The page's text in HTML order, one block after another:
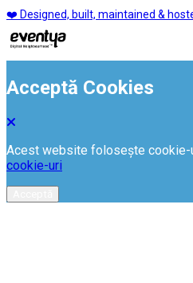
❤️ Designed, built, maintained &
Acceptă Cookies
Acest website folosește cookie-
cookie-uri